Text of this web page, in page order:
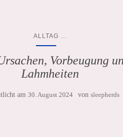
ALLTAG
Vorbeugung
Lahmheiten
am30. August 2024 vonsleepherds